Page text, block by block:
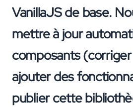
VanillaJS de base.
mettre à jour
composants
ajouter des
publier cette